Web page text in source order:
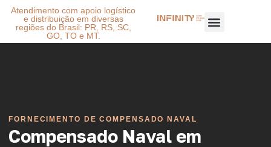
Atendimento com apoio logístico
e distribuição em diversas
regiões do Brasil: PR, RS, SC,
GO, TO e MT.
FORNECIMENTO DE COMPENSADO NAVAL
Compensado Naval em